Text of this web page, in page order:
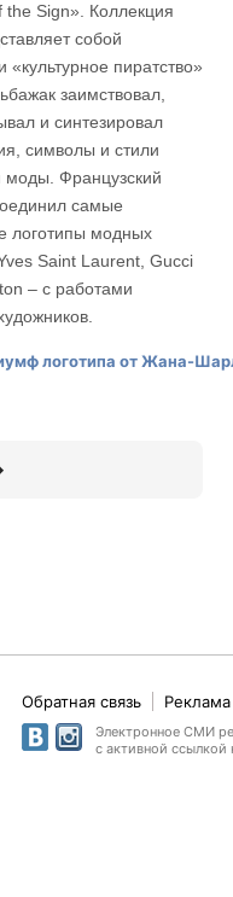
the Sign». Коллекция
собой
«культурное пиратство»
заимствовал,
и синтезировал
символы и стили
моды. Французский
самые
логотипы модных
Saint Laurent, Gucci
– с работами
Обратная связь
Электронное СМИ
с активной ссылкой